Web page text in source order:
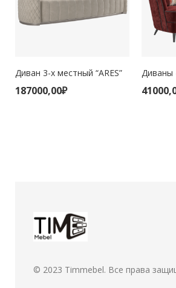
Диван 3-х местный “ARES”
187000,00₽
Диваны
© 2023 Timmebel. Все права